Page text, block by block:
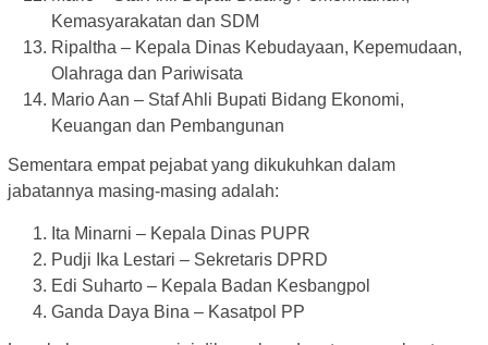
Kemasyarakatan dan SDM
Ripaltha – Kepala Dinas Kebudayaan, Kepemudaan,
Olahraga dan Pariwisata
Mario Aan – Staf Ahli Bupati Bidang Ekonomi,
Keuangan dan Pembangunan
Sementara empat pejabat yang dikukuhkan dalam
jabatannya masing-masing adalah:
Ita Minarni – Kepala Dinas PUPR
Pudji Ika Lestari – Sekretaris DPRD
Edi Suharto – Kepala Badan Kesbangpol
Ganda Daya Bina – Kasatpol PP